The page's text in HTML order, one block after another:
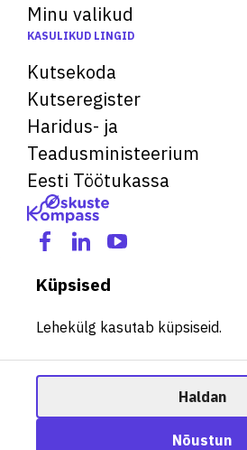
Ametisoovitaja
Minu valikud
KASULIKUD LINGID
Kutsekoda
Kutseregister
Haridus- ja
Teadusministeerium
Eesti Töötukassa
Küpsised
Lehekülg kasutab küpsiseid.
Haldan
Nõustun